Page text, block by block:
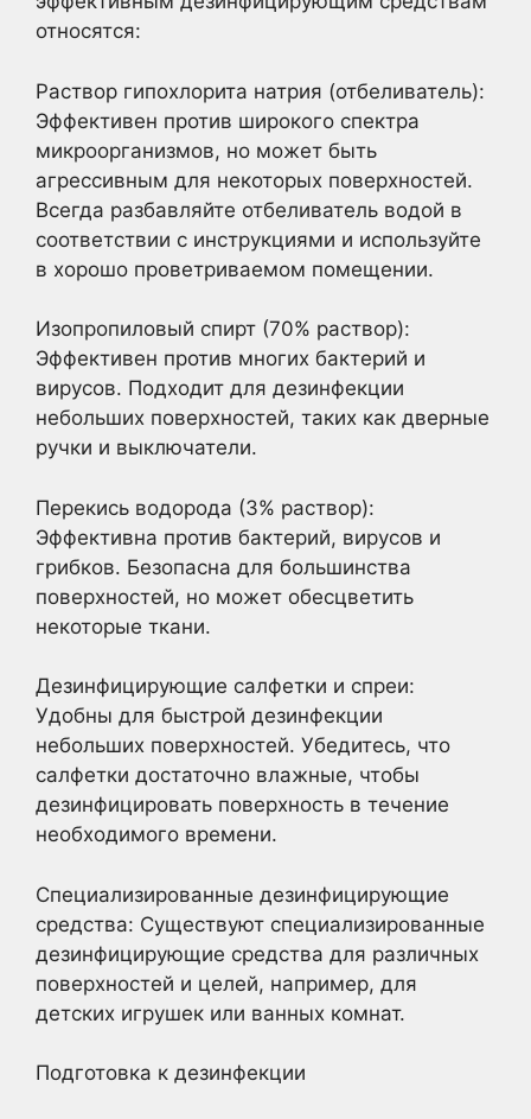
относятся:
Раствор гипохлорита натрия (отбеливатель):
Эффективен против широкого спектра
микроорганизмов, но может быть
агрессивным для некоторых поверхностей.
Всегда разбавляйте отбеливатель водой в
соответствии с инструкциями и используйте
в хорошо проветриваемом помещении.
Изопропиловый спирт (70% раствор):
Эффективен против многих бактерий и
вирусов. Подходит для дезинфекции
небольших поверхностей, таких как дверные
ручки и выключатели.
Перекись водорода (3% раствор):
Эффективна против бактерий, вирусов и
грибков. Безопасна для большинства
поверхностей, но может обесцветить
некоторые ткани.
Дезинфицирующие салфетки и спреи:
Удобны для быстрой дезинфекции
небольших поверхностей. Убедитесь, что
салфетки достаточно влажные, чтобы
дезинфицировать поверхность в течение
необходимого времени.
Специализированные дезинфицирующие
средства: Существуют специализированные
дезинфицирующие средства для различных
поверхностей и целей, например, для
детских игрушек или ванных комнат.
Подготовка к дезинфекции